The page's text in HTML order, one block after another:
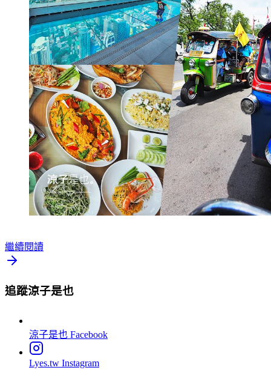
繼續閱讀
追蹤涼子是也
涼子是也 Facebook
Lyes.tw Instagram